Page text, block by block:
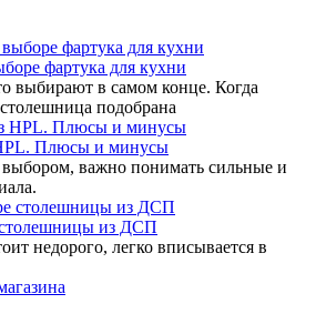
фартука для кухни
выбирают в самом конце. Когда
подобрана
Плюсы и минусы
важно понимать сильные и
из ДСП
недорого, легко вписывается в